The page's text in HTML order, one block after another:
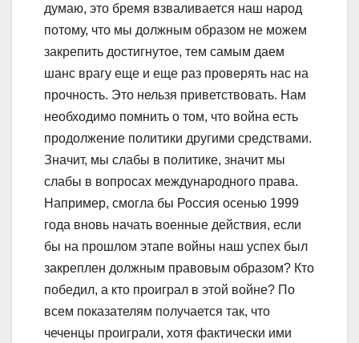
думаю, это бремя взваливается наш народ
потому, что мы должным образом не можем
закрепить достигнутое, тем самым даем
шанс врагу еще и еще раз проверять нас на
прочность. Это нельзя приветствовать. Нам
необходимо помнить о том, что война есть
продолжение политики другими средствами.
Значит, мы слабы в политике, значит мы
слабы в вопросах международного права.
Например, смогла бы Россия осенью 1999
года вновь начать военные действия, если
бы на прошлом этапе войны наш успех был
закреплен должным правовым образом? Кто
победил, а кто проиграл в этой войне? По
всем показателям получается так, что
чеченцы проиграли, хотя фактически ими